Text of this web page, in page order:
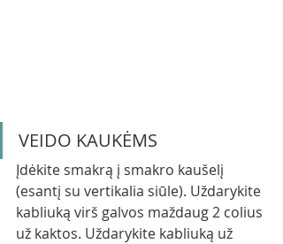
VEIDO KAUKĖMS
Įdėkite smakrą į smakro kaušelį
(esantį su vertikalia siūle). Uždarykite
kabliuką virš galvos maždaug 2 colius
už kaktos. Uždarykite kabliuką už